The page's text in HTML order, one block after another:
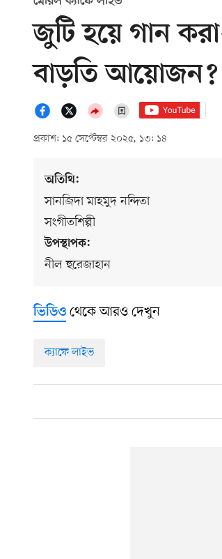
জুটি হয়ে গান
বাড়তি আয়োজন?
প্রকাশ: ১৫ সেপ্টেম্বর ২০২৫, ১৩: ১৪
অতিথি:
সানজিদা মাহমুদ নন্দিতা
সংগীতশিল্পী
উপস্থাপক:
নীল হুরেজাহান
ভিডিও থেকে আরও দেখুন
ক্যাফে লাইভ